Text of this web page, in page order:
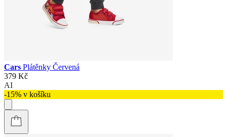
Cars Plátěnky Červená
379 Kč
AI
-15% v košíku